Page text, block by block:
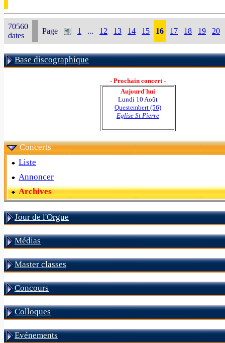
70560
dates
Page 1 ... 12 13 14 15 16 17 18 19 20
Base discographique
- Prochain concert -
Aujourd'hui
Lundi 10 Août
Questembert (56)
Eglise St Pierre
Concerts
Liste
Annoncer
Archives
Jour de l'Orgue
Médias
Master classes
Concours
Colloques
Evénements